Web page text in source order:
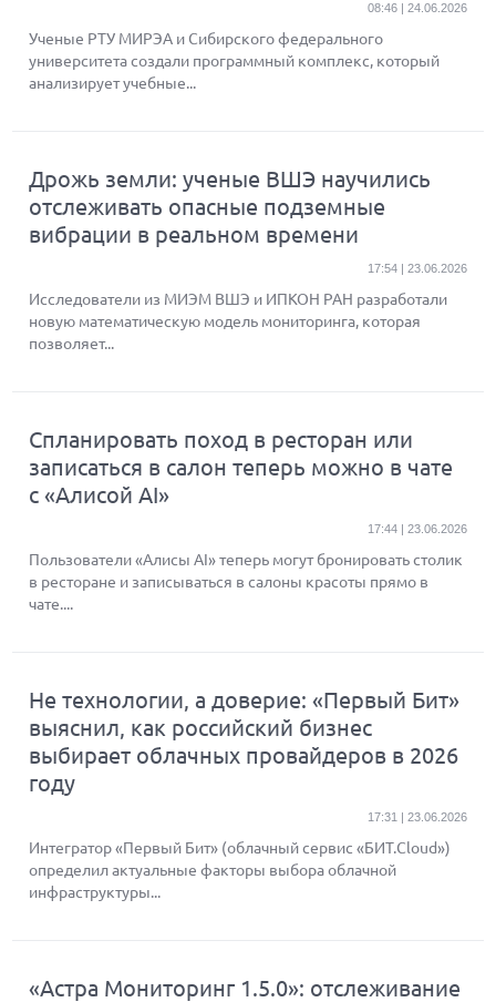
08:46 | 24.06.2026
Ученые РТУ МИРЭА и Сибирского федерального
университета создали программный комплекс, который
анализирует учебные...
Дрожь земли: ученые ВШЭ научились
отслеживать опасные подземные
вибрации в реальном времени
17:54 | 23.06.2026
Исследователи из МИЭМ ВШЭ и ИПКОН РАН разработали
новую математическую модель мониторинга, которая
позволяет...
Спланировать поход в ресторан или
записаться в салон теперь можно в чате
с «Алисой AI»
17:44 | 23.06.2026
Пользователи «Алисы AI» теперь могут бронировать столик
в ресторане и записываться в салоны красоты прямо в
чате....
Не технологии, а доверие: «Первый Бит»
выяснил, как российский бизнес
выбирает облачных провайдеров в 2026
году
17:31 | 23.06.2026
Интегратор «Первый Бит» (облачный сервис «БИТ.Cloud»)
определил актуальные факторы выбора облачной
инфраструктуры...
«Астра Мониторинг 1.5.0»: отслеживание